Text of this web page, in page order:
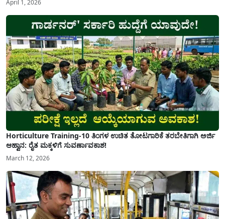
April 1, 2026
Horticulture Training-10 ತಿಂಗಳ ಉಚಿತ ತೋಟಗಾರಿಕೆ ತರಬೇತಿಗಾಗಿ ಅರ್ಜಿ
ಆಹ್ವಾನ: ರೈತ ಮಕ್ಕಳಿಗೆ ಸುವರ್ಣಾವಕಾಶ!
March 12, 2026